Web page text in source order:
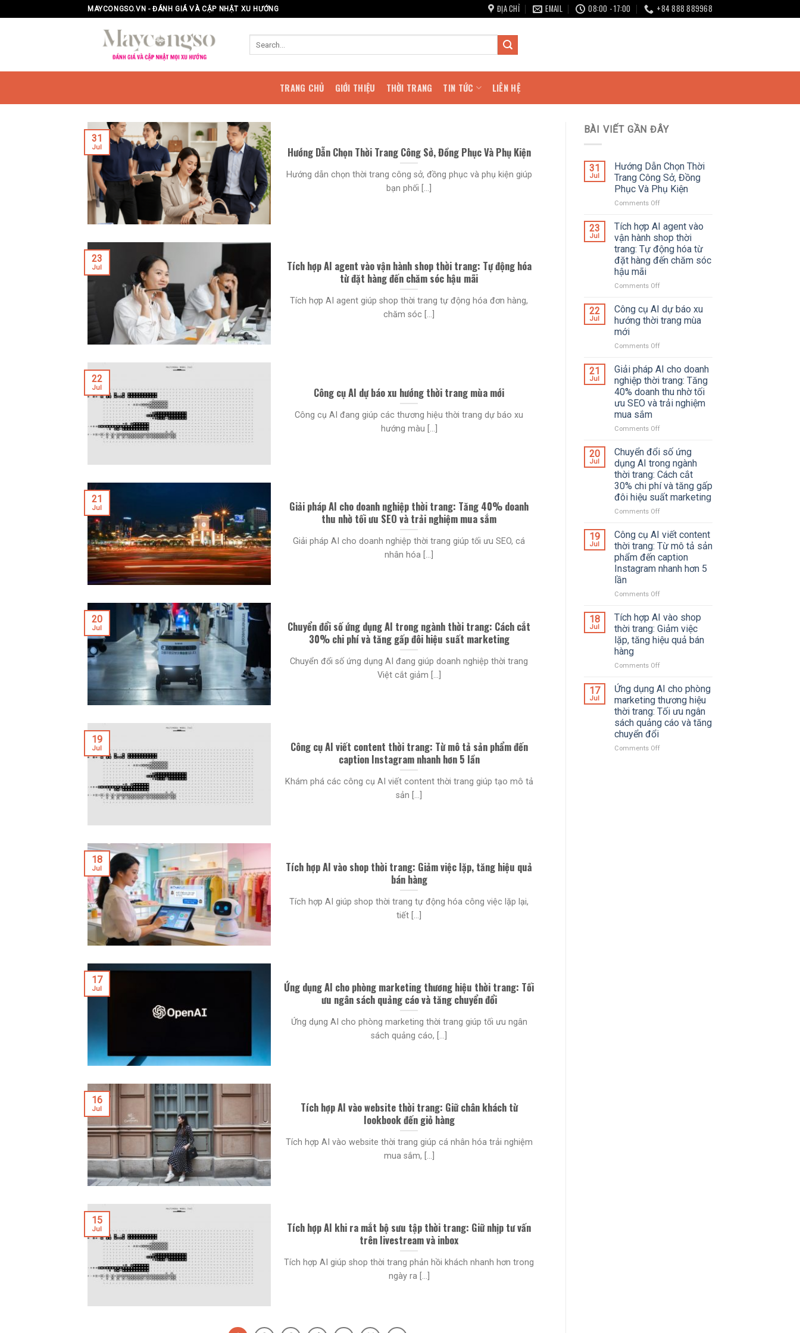
MAYCONGSO.VN - ĐÁNH GIÁ VÀ CẬP NHẬT XU HƯỚNG ĐỊA CHỈ EMAIL 08:00 - 17:00 +84 888 889968
TRANG CHỦ GIỚI THIỆU THỜI TRANG TIN TỨC LIÊN HỆ
Hướng Dẫn Chọn Thời Trang Công Sở, Đồng Phục Và Phụ Kiện
Hướng dẫn chọn thời trang công sở, đồng phục và phụ kiện giúp
bạn phối [...]
31
Jul
Tích hợp AI agent vào vận hành shop thời trang: Tự động hóa
từ đặt hàng đến chăm sóc hậu mãi
Tích hợp AI agent giúp shop thời trang tự động hóa đơn hàng,
chăm sóc [...]
23
Jul
Công cụ AI dự báo xu hướng thời trang mùa mới
Công cụ AI đang giúp các thương hiệu thời trang dự báo xu
hướng màu [...]
22
Jul
Giải pháp AI cho doanh nghiệp thời trang: Tăng 40% doanh
thu nhờ tối ưu SEO và trải nghiệm mua sắm
Giải pháp AI cho doanh nghiệp thời trang giúp tối ưu SEO, cá
nhân hóa [...]
21
Jul
Chuyển đổi số ứng dụng AI trong ngành thời trang: Cách cắt
30% chi phí và tăng gấp đôi hiệu suất marketing
Chuyển đổi số ứng dụng AI đang giúp doanh nghiệp thời trang
Việt cắt giảm [...]
20
Jul
Công cụ AI viết content thời trang: Từ mô tả sản phẩm đến
caption Instagram nhanh hơn 5 lần
Khám phá các công cụ AI viết content thời trang giúp tạo mô tả
sản [...]
19
Jul
Tích hợp AI vào shop thời trang: Giảm việc lặp, tăng hiệu quả
bán hàng
Tích hợp AI giúp shop thời trang tự động hóa công việc lặp lại,
tiết [...]
18
Jul
Ứng dụng AI cho phòng marketing thương hiệu thời trang: Tối
ưu ngân sách quảng cáo và tăng chuyển đổi
Ứng dụng AI cho phòng marketing thời trang giúp tối ưu ngân
sách quảng cáo, [...]
17
Jul
Tích hợp AI vào website thời trang: Giữ chân khách từ
lookbook đến giỏ hàng
Tích hợp AI vào website thời trang giúp cá nhân hóa trải nghiệm
mua sắm, [...]
16
Jul
Tích hợp AI khi ra mắt bộ sưu tập thời trang: Giữ nhịp tư vấn
trên livestream và inbox
Tích hợp AI giúp shop thời trang phản hồi khách nhanh hơn trong
ngày ra [...]
15
Jul
BÀI VIẾT GẦN ĐÂY
31
Jul
Hướng Dẫn Chọn Thời
Trang Công Sở, Đồng
Phục Và Phụ Kiện
Comments Offon
Dẫn
Chọn
Thời
Trang
Công
Đồng
Và
Phụ
Kiện
23
Jul
Tích hợp AI agent vào
vận hành shop thời
trang: Tự động hóa từ
đặt hàng đến chăm sóc
hậu mãi
Comments Offon
hợp
AI
agent
shop
thời
trang:
Tự
động
từ
hàng
đến
chăm
sóc
hậu
mãi
22
Jul
Công cụ AI dự báo xu
hướng thời trang mùa
mới
Comments Offon
cụ
AI
dự
báo
xu
thời
mùa
mới
21
Jul
Giải pháp AI cho doanh
nghiệp thời trang: Tăng
40% doanh thu nhờ tối
ưu SEO và trải nghiệm
mua sắm
Comments Offon
pháp
cho
doanh
nghiệp
thời
trang:
40%
doanh
thu
nhờ
tối
SEO
nghiệm
mua
sắm
20
Jul
Chuyển đổi số ứng
dụng AI trong ngành
thời trang: Cách cắt
30% chi phí và tăng gấp
đôi hiệu suất marketing
Comments Offon
đổi
số
ứng
dụng
AI
ngành
trang:
Cách
cắt
30%
phí
gấp
đôi
hiệu
suất
19
Jul
Công cụ AI viết content
thời trang: Từ mô tả sản
phẩm đến caption
Instagram nhanh hơn 5
lần
Comments Offon
cụ
AI
viết
content
trang:
mô
tả
sản
phẩm
đến
Instagram
18
Jul
Tích hợp AI vào shop
thời trang: Giảm việc
lặp, tăng hiệu quả bán
hàng
Comments Offon
hợp
AI
vào
shop
thời
Giảm
17
Jul
Ứng dụng AI cho phòng
marketing thương hiệu
thời trang: Tối ưu ngân
sách quảng cáo và tăng
chuyển đổi
Comments Offon